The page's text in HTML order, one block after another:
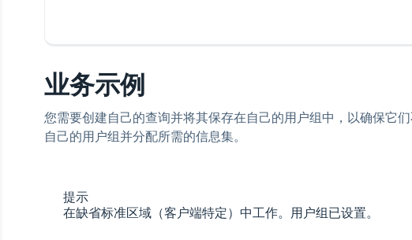
业务示例
您需要创建自己的查询并将其保存在自己的用户组中，以确保它
自己的用户组并分配所需的信息集。
提示
在缺省标准区域（客户端特定）中工作。用户组已设置。